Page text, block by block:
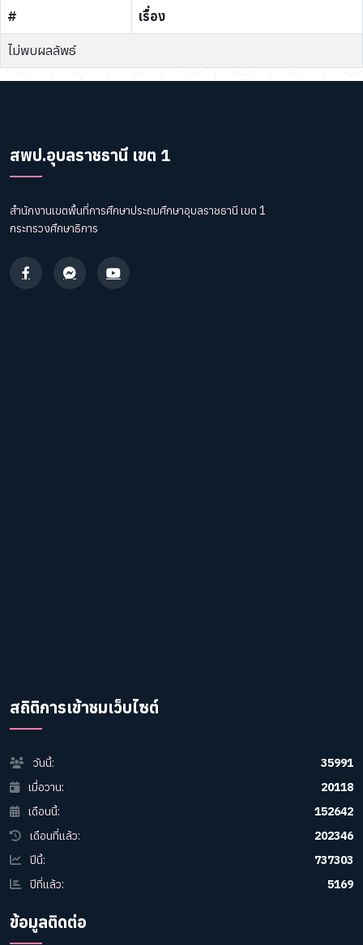
# เรื่อง
ไม่พบผลลัพธ์
สพป.อุบลราชธานี เขต 1
สำนักงานเขตพื้นที่การศึกษาประถมศึกษาอุบลราชธานี เขต 1
กระทรวงศึกษาธิการ
สถิติการเข้าชมเว็บไซต์
วันนี้:
35991
เมื่อวาน:
20118
เดือนนี้:
152642
เดือนที่แล้ว:
202346
ปีนี้:
737303
ปีที่แล้ว:
5169
ข้อมูลติดต่อ